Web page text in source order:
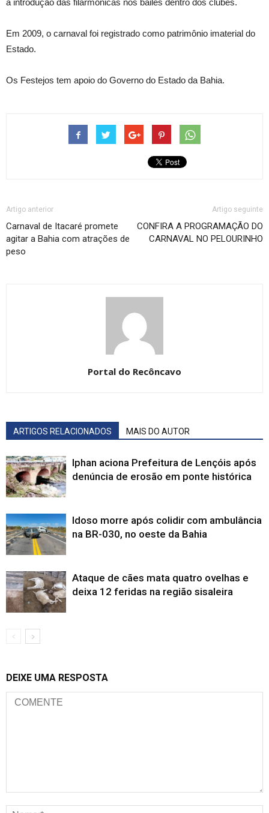
Em 2009, o carnaval foi registrado como patrimônio imaterial do
Estado.
Os Festejos tem apoio do Governo do Estado da Bahia.
Artigo anterior
Carnaval de Itacaré promete
agitar a Bahia com atrações de
peso
Artigo seguinte
CONFIRA A PROGRAMAÇÃO DO
CARNAVAL NO PELOURINHO
Portal do Recôncavo
ARTIGOS RELACIONADOS MAIS DO AUTOR
Iphan aciona Prefeitura de Lençóis após
denúncia de erosão em ponte histórica
Idoso morre após colidir com ambulância
na BR-030, no oeste da Bahia
Ataque de cães mata quatro ovelhas e
deixa 12 feridas na região sisaleira
DEIXE UMA RESPOSTA